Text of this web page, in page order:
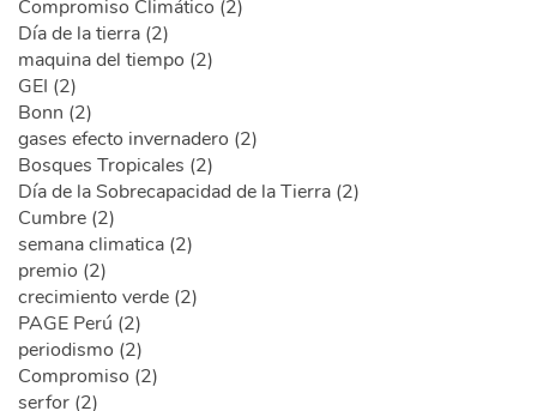
Compromiso Climático (2)
Día de la tierra (2)
maquina del tiempo (2)
GEI (2)
Bonn (2)
gases efecto invernadero (2)
Bosques Tropicales (2)
Día de la Sobrecapacidad de la Tierra (2)
Cumbre (2)
semana climatica (2)
premio (2)
crecimiento verde (2)
PAGE Perú (2)
periodismo (2)
Compromiso (2)
serfor (2)